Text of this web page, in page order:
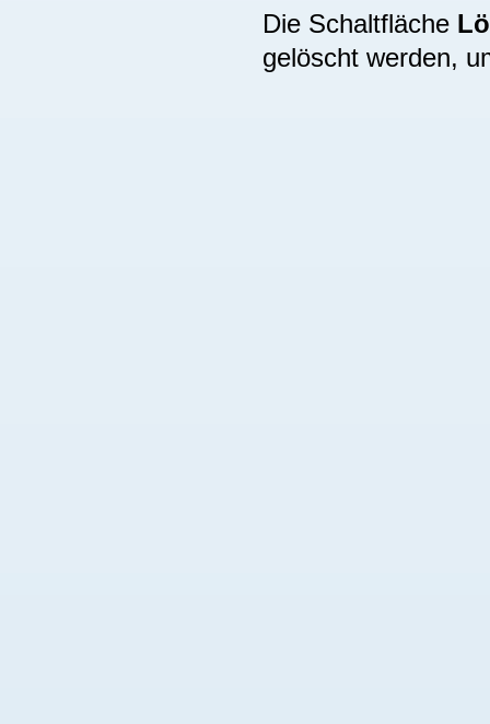
Die Schaltfläche
gelöscht werden,